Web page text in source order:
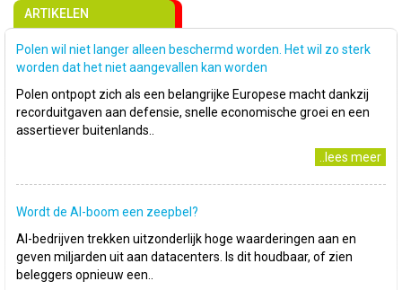
ARTIKELEN
Polen wil niet langer alleen beschermd worden. Het wil zo sterk
worden dat het niet aangevallen kan worden
Polen ontpopt zich als een belangrijke Europese macht dankzij
recorduitgaven aan defensie, snelle economische groei en een
assertiever buitenlands..
..lees meer
Wordt de AI-boom een zeepbel?
AI-bedrijven trekken uitzonderlijk hoge waarderingen aan en
geven miljarden uit aan datacenters. Is dit houdbaar, of zien
beleggers opnieuw een..